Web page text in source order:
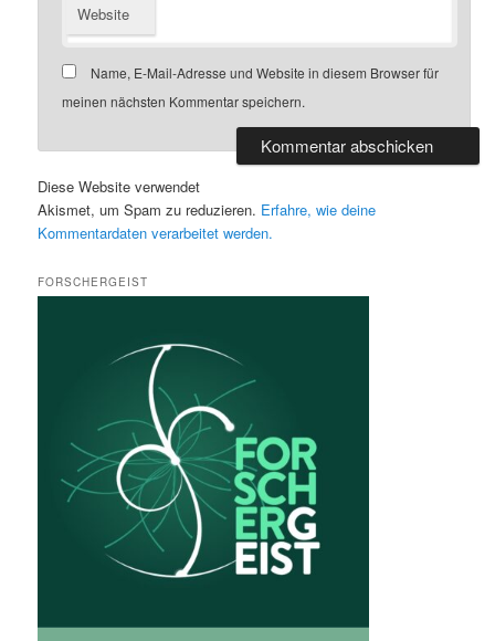
Website
Name, E-Mail-Adresse und Website in diesem Browser für
meinen nächsten Kommentar speichern.
Diese Website verwendet
Akismet, um Spam zu reduzieren. Erfahre, wie deine
Kommentardaten verarbeitet werden.
FORSCHERGEIST